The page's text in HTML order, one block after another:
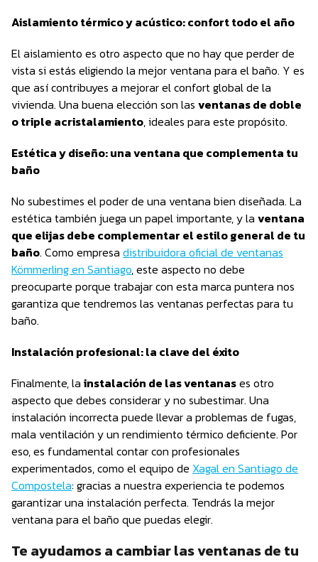
Aislamiento térmico y acústico: confort todo el año
El aislamiento es otro aspecto que no hay que perder de
vista si estás eligiendo la mejor ventana para el baño. Y es
que así contribuyes a mejorar el confort global de la
vivienda. Una buena elección son las ventanas de doble
o triple acristalamiento, ideales para este propósito.
Estética y diseño: una ventana que complementa tu
baño
No subestimes el poder de una ventana bien diseñada. La
estética también juega un papel importante, y la ventana
que elijas debe complementar el estilo general de tu
baño. Como empresa distribuidora oficial de ventanas
Kömmerling en Santiago, este aspecto no debe
preocuparte porque trabajar con esta marca puntera nos
garantiza que tendremos las ventanas perfectas para tu
baño.
Instalación profesional: la clave del éxito
Finalmente, la instalación de las ventanases otro
aspecto que debes considerar y no subestimar. Una
instalación incorrecta puede llevar a problemas de fugas,
mala ventilación y un rendimiento térmico deficiente. Por
eso, es fundamental contar con profesionales
experimentados, como el equipo de Xagal en Santiago de
Compostela: gracias a nuestra experiencia te podemos
garantizar una instalación perfecta. Tendrás la mejor
ventana para el baño que puedas elegir.
Te ayudamos a cambiar las ventanas de tu